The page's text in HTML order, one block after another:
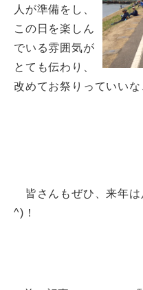
人が準備をし、
この日を楽しん
でいる雰囲気が
とても伝わり、
改めてお祭りっていいな
皆さんもぜひ、来年は
^)！